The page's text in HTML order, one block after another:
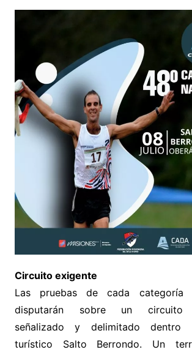
Circuito exigente
Las pruebas de cada
disputarán sobre un circuito
señalizado y delimitado dentro
turístico Salto Berrondo. Un